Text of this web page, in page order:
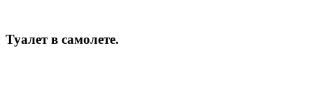
Туалет в самолете.